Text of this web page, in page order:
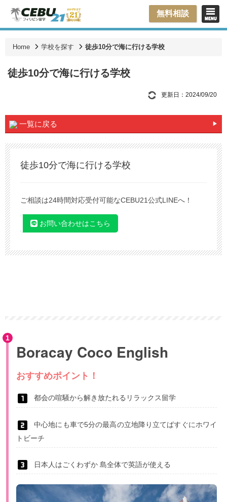
無料相談
Home 学校を探す 徒歩10分で海に行ける学校
徒歩10分で海に行ける学校
更新日：2024/09/20
一覧に戻る
徒歩10分で海に行ける学校
ご相談は24時間対応受付可能なCEBU21公式LINEへ！
お問い合わせはこちら
Boracay Coco English
おすすめポイント！
都会の喧騒から解き放たれるリラックス留学
中心地にも車で5分の最高の立地降り立てばすぐにホワイ
トビーチ
日本人はごくわずか 島全体で英語が使える